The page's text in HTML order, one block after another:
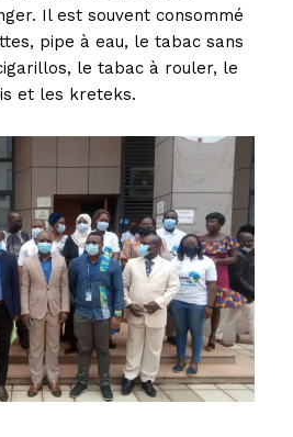
Il est souvent consommé
pipe à eau, le tabac sans
le tabac à rouler, le
et les kreteks.